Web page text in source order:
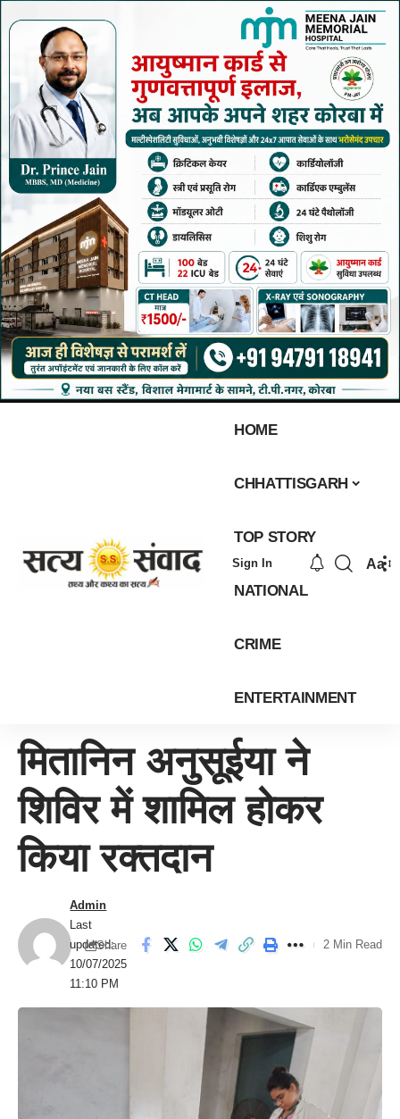
HOME
CHHATTISGARH
TOP STORY
NATIONAL
CRIME
ENTERTAINMENT
Sign In Aa
मितानिन अनुसूईया ने
शिविर में शामिल होकर
किया रक्तदान
Last
updated:
10/07/2025
11:10 PM
Admin
Share 2 Min Read